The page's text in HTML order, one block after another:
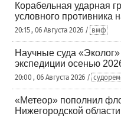
Корабельная ударная
условного противника
20:15 , 06 Августа 2026 / вмф
Научные суда
экспедиции осенью
20:00 , 06 Августа 2026 /
«Метеор» пополнил
Нижегородской области